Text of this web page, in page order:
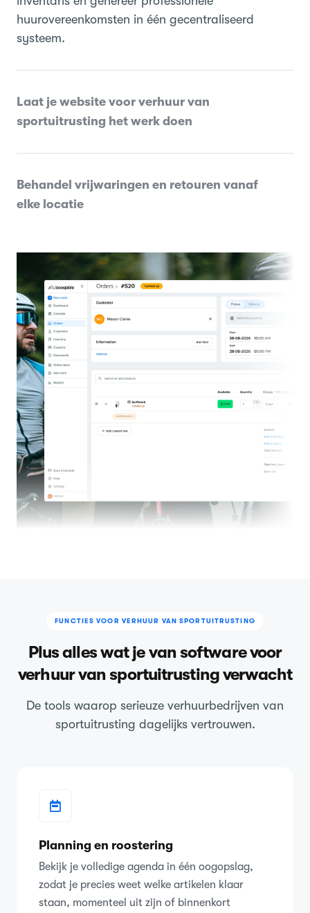
huurovereenkomsten in één gecentraliseerd
systeem.
Laat je website voor verhuur van
sportuitrusting het werk doen
Behandel vrijwaringen en retouren vanaf
elke locatie
FUNCTIES VOOR VERHUUR VAN SPORTUITRUSTING
Plus alles wat je van software voor
verhuur van sportuitrusting verwacht
De tools waarop serieuze verhuurbedrijven van
sportuitrusting dagelijks vertrouwen.
Planning en roostering
Bekijk je volledige agenda in één oogopslag,
zodat je precies weet welke artikelen klaar
staan, momenteel uit zijn of binnenkort